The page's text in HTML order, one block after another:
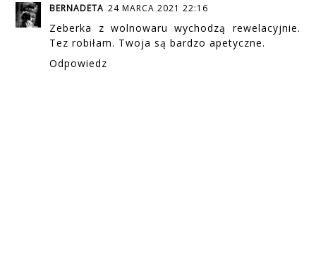
BERNADETA 24 MARCA 2021 22:16
Zeberka z wolnowaru wychodzą rewelacyjnie.
Tez robiłam. Twoja są bardzo apetyczne.
Odpowiedz